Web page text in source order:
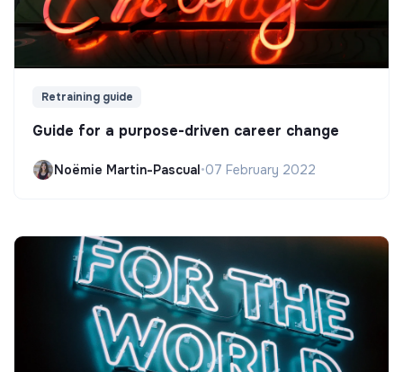
Retraining guide
Guide for a purpose-driven career change
Noëmie Martin-Pascual•07 February 2022